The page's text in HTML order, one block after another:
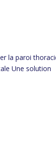
la paroi
Une solution